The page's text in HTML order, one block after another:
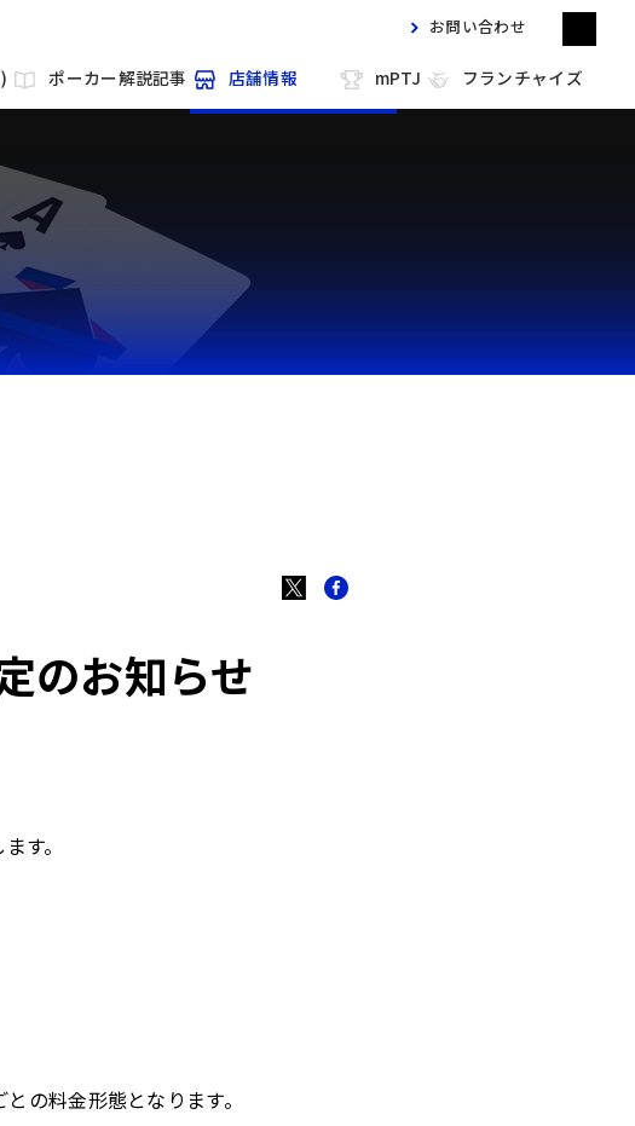
ポーカー解説記事 店舗情報 mPTJ フランチャイズ
お問い合わせ
のお知らせ
す。
の料金形態となります。